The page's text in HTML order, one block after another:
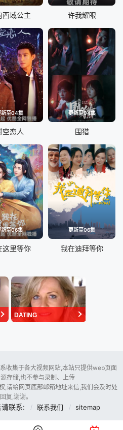
西域公主 许我耀眼
新至04集
空恋人
更新至04集
围猎
新至06集
这里等你
更新至06集
我在迪拜等你
DATING
收集于各大视频网站,本站只提供web页面
存储,也不参与录制、上传
,请给网页底部邮箱地址来信,我们会及时处
复,谢谢。
联系: 联系我们 sitemap